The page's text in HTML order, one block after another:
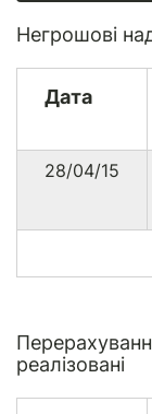
Негрошові
Дата
28/04/15
реалізовані